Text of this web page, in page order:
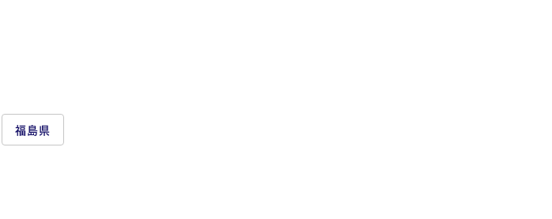
福島県